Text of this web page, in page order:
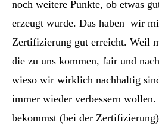
noch weitere Punkte, ob etwas
erzeugt wurde. Das haben wir
Zertifizierung gut erreicht. Weil
die zu uns kommen, fair und
wieso wir wirklich nachhaltig
immer wieder verbessern wollen.
bekommst (bei der